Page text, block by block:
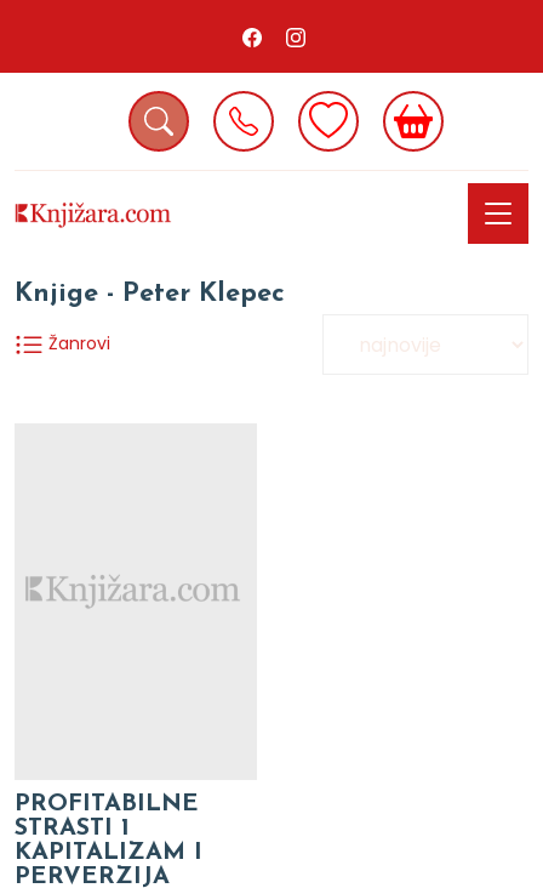
Knjige - Peter Klepec
Žanrovi
PROFITABILNE
STRASTI 1
KAPITALIZAM I
PERVERZIJA